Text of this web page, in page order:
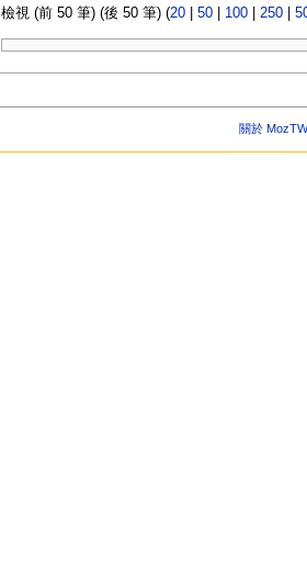
檢視 (前 50 筆) (後 50 筆) (20| 50| 100| 250|
關於